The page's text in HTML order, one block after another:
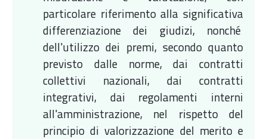
particolare riferimento alla significativa
differenziazione dei giudizi, nonché
dell'utilizzo dei premi, secondo quanto
previsto dalle norme, dai contratti
collettivi nazionali, dai contratti
integrativi, dai regolamenti interni
all'amministrazione, nel rispetto del
principio di valorizzazione del merito e